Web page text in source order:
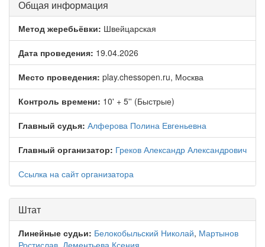
Общая информация
Метод жеребьёвки: Швейцарская
Дата проведения: 19.04.2026
Место проведения: play.chessopen.ru, Москва
Контроль времени: 10' + 5'' (Быстрые)
Главный судья: Алферова Полина Евгеньевна
Главный организатор: Греков Александр Александрович
Ссылка на сайт организатора
Штат
Линейные судьи: Белокобыльский Николай, Мартынов
Ростислав, Дементьева Ксения